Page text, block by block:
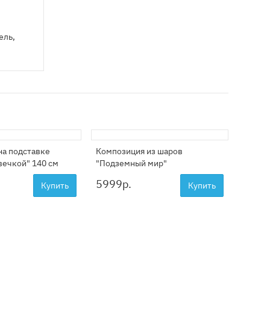
подставке
140 см
Купить
Композиция из шаров
"Подземный мир"
5999р. Купить